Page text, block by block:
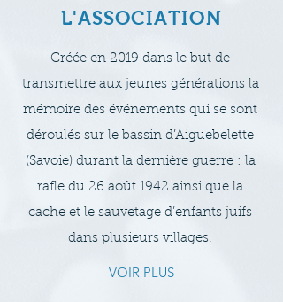
L'ASSOCIATION
Créée en 2019 dans le but de
transmettre aux jeunes générations la
mémoire des événements qui se sont
déroulés sur le bassin d’Aiguebelette
(Savoie) durant la dernière guerre : la
rafle du 26 août 1942 ainsi que la
cache et le sauvetage d’enfants juifs
dans plusieurs villages.
VOIR PLUS